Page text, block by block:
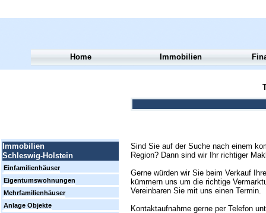
Sind Sie auf der Suche nach einem
Region? Dann sind wir Ihr richtiger
Gerne würden wir Sie beim Verkauf
kümmern uns um die richtige
Vereinbaren Sie mit uns einen Termin.
Kontaktaufnahme gerne per Telefon
Home Immobilien
Immobilien
Schleswig-Holstein
Einfamilienhäuser
Eigentumswohnungen
Mehrfamilienhäuser
Anlage Objekte